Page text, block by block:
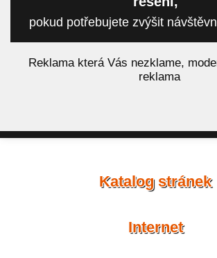
pokud potřebujete zvýšit
Reklama která Vás nezklame,
reklama
Katalog stránek
Internet